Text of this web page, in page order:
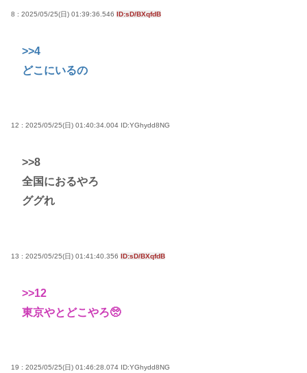
8 : 2025/05/25(日) 01:39:36.546 ID:sD/BXqfdB
>>4
どこにいるの
12 : 2025/05/25(日) 01:40:34.004 ID:YGhydd8NG
>>8
全国におるやろ
ググれ
13 : 2025/05/25(日) 01:41:40.356 ID:sD/BXqfdB
>>12
東京やとどこやろ🥺
19 : 2025/05/25(日) 01:46:28.074 ID:YGhydd8NG